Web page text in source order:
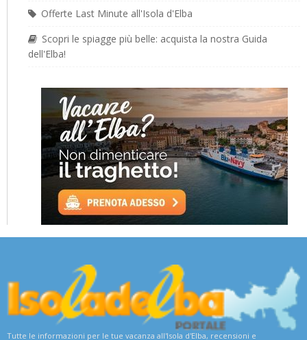
Offerte Last Minute all'Isola d'Elba
Scopri le spiagge più belle: acquista la nostra Guida
dell'Elba!
Tutte le informazioni per le tue vacanza all'Isola d'Elba, recensioni e